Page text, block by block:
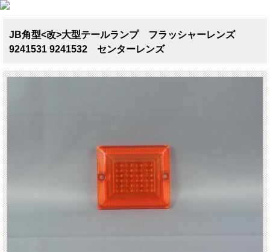
JB角型<改>大型テールランプ フラッシャーレンズ
9241531 9241532 センターレンズ